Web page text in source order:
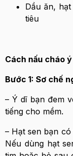
Dầu ăn,
tiêu
Cách nấu cháo
Bước 1: Sơ chế
– Ý dĩ bạn đem
tiếng cho mềm.
– Hạt sen bạn
Nếu dùng hạt